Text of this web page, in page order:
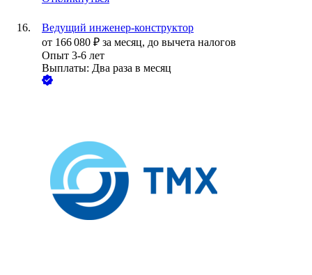
Ведущий инженер-конструктор
от 166 080 ₽ за месяц, до вычета налогов
Опыт 3-6 лет
Выплаты: Два раза в месяц